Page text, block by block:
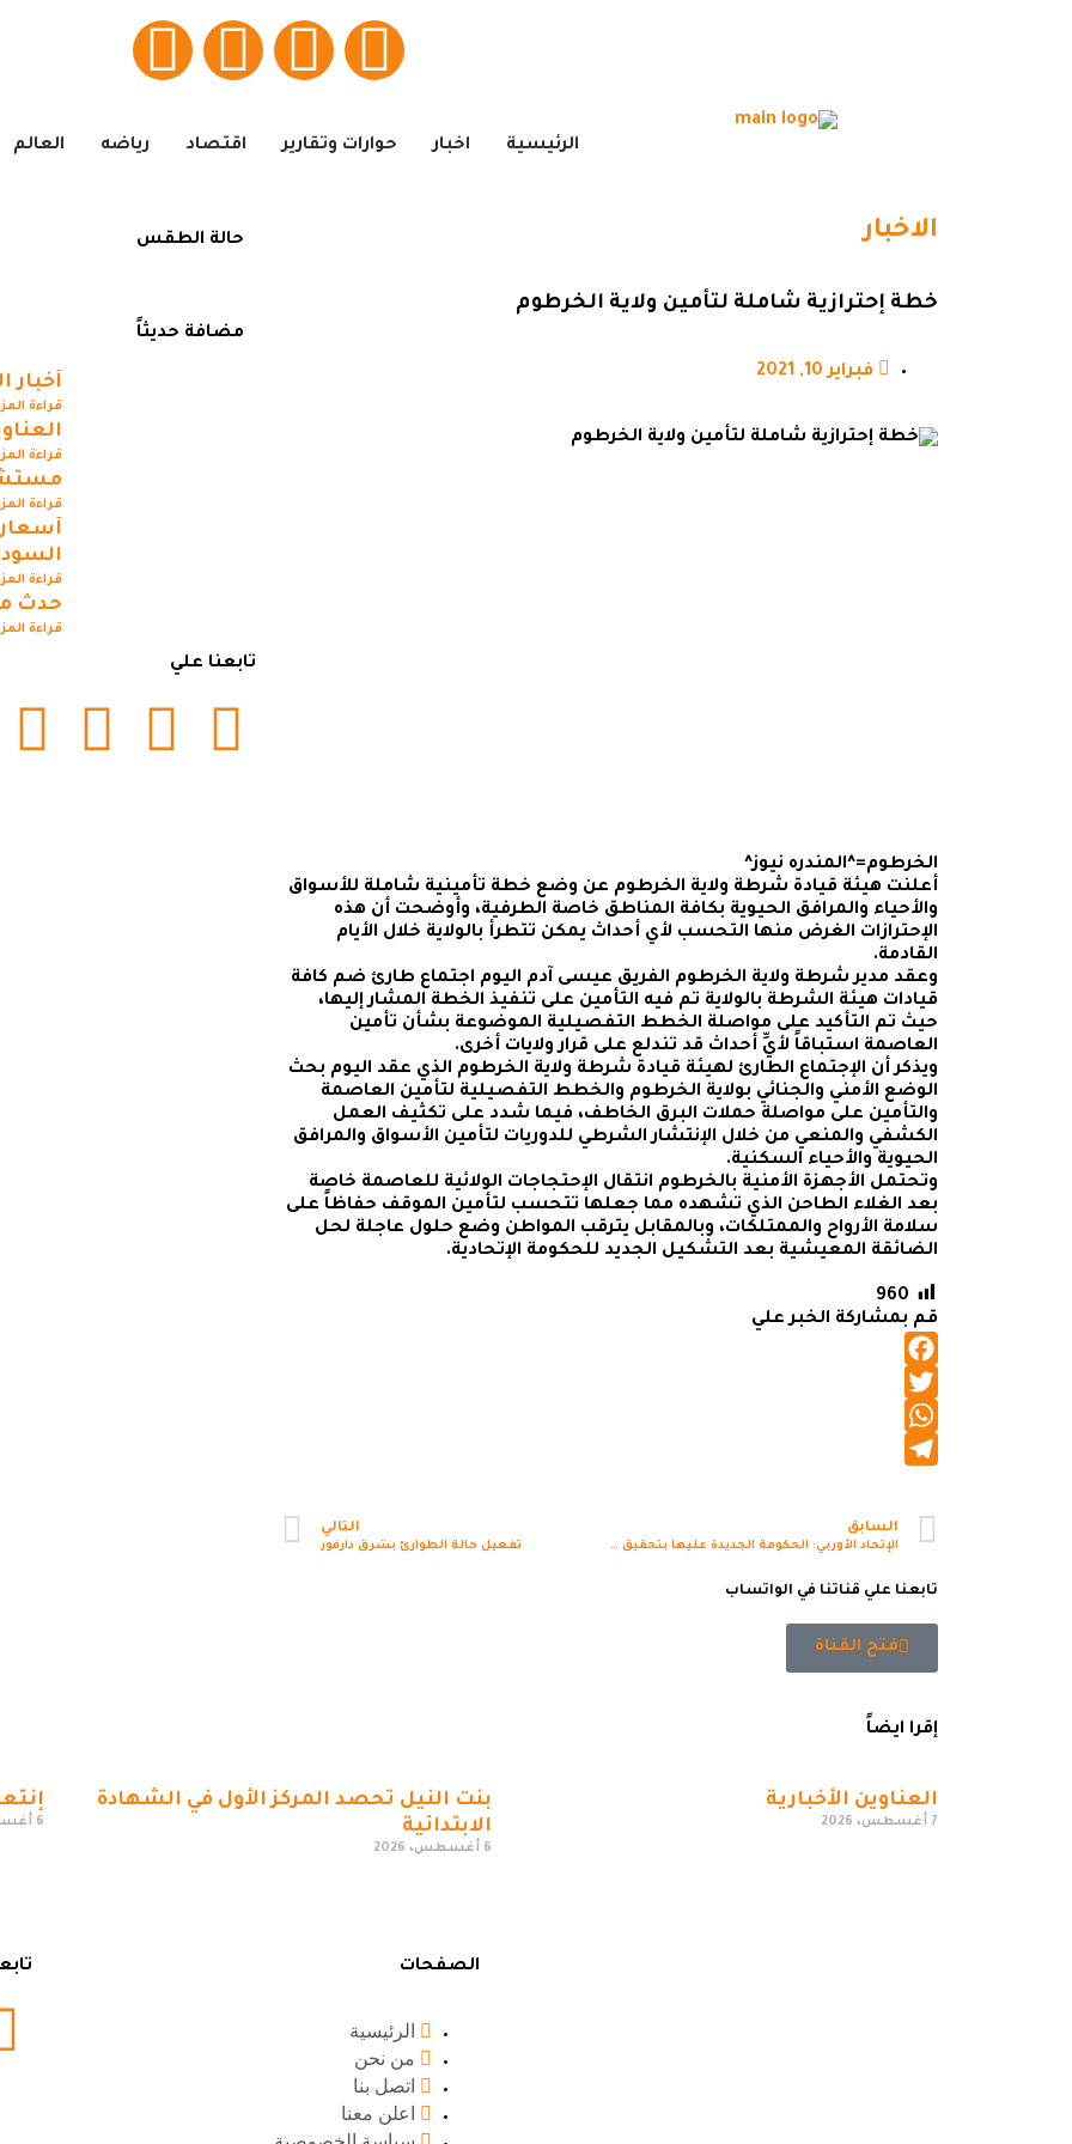
الرئيسية اخبار حوارات وتقارير اقتصاد رياضه العالم
الاخبار
خطة إحترازية شاملة لتأمين ولاية الخرطوم
فبراير 10, 2021
الخرطوم=^المندره نيوز^
أعلنت هيئة قيادة شرطة ولاية الخرطوم عن وضع خطة تأمينية شاملة للأسواق
والأحياء والمرافق الحيوية بكافة المناطق خاصة الطرفية، وأوضحت أن هذه
الإحترازات الغرض منها التحسب لأي أحداث يمكن تتطرأ بالولاية خلال الأيام
القادمة.
وعقد مدير شرطة ولاية الخرطوم الفريق عيسى آدم اليوم اجتماع طارئ ضم كافة
قيادات هيئة الشرطة بالولاية تم فيه التأمين على تنفيذ الخطة المشار إليها،
حيث تم التأكيد على مواصلة الخطط التفصيلية الموضوعة بشأن تأمين
العاصمة استباقاً لأيِّ أحداث قد تندلع على قرار ولايات أخرى.
ويذكر أن الإجتماع الطارئ لهيئة قيادة شرطة ولاية الخرطوم الذي عقد اليوم بحث
الوضع الأمني والجنائي بولاية الخرطوم والخطط التفصيلية لتأمين العاصمة
والتأمين على مواصلة حملات البرق الخاطف، فيما شدد على تكثيف العمل
الكشفي والمنعي من خلال الإنتشار الشرطي للدوريات لتأمين الأسواق والمرافق
الحيوية والأحياء السكنية.
وتحتمل الأجهزة الأمنية بالخرطوم انتقال الإحتجاجات الولائية للعاصمة خاصة
بعد الغلاء الطاحن الذي تشهده مما جعلها تتحسب لتأمين الموقف حفاظاً على
سلامة الأرواح والممتلكات، وبالمقابل يترقب المواطن وضع حلول عاجلة لحل
الضائقة المعيشية بعد التشكيل الجديد للحكومة الإتحادية.
960
قم بمشاركة الخبر علي
Facebook
Twitter
WhatsApp
السابق
الإتحاد الأوربي: الحكومة الجديدة عليها بتحقيق الإصلاح بالسودان
التالي
تفعيل حالة الطوارئ بشرق دارفور
تابعنا علي قناتنا في الواتساب
فتح القناة
حالة الطقس
مضافة حديثاً
أخبار
قراءة
قراءة
قراءة
أسعار
قراءة
حدث
قراءة
تابعنا علي
إقرا ايضاً
العناوين الأخبارية
7 أغسطس، 2026
بنت النيل تحصد المركز الأول في الشهادة
الابتدائية
6 أغسطس، 2026
6 أغسطس، 2026
الصفحات
الرئيسية
من نحن
اتصل بنا
اعلن معنا